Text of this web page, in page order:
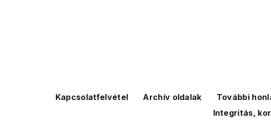
Kapcsolatfelvétel Archív oldalak További
Integritás,